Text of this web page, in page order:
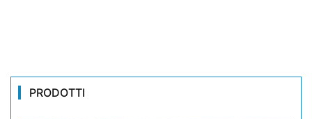
PRODOTTI